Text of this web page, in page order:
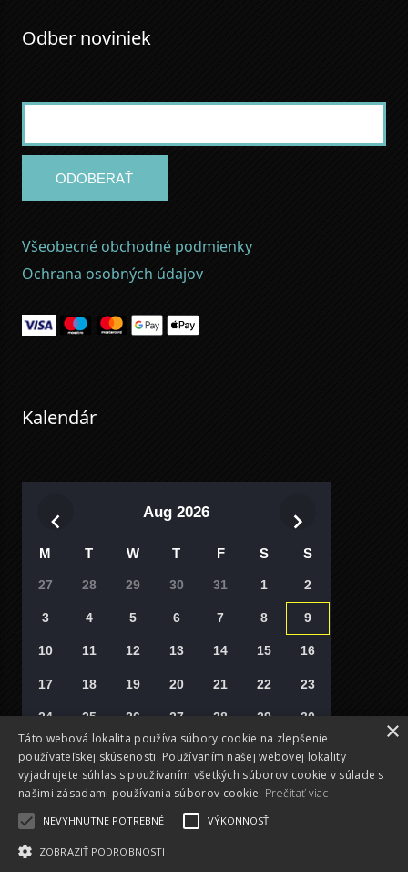
Odber noviniek
ODOBERAŤ
Všeobecné obchodné podmienky
Ochrana osobných údajov
Kalendár
Aug 2026
M T W T F S S
27 28 29 30 31 1 2
3 4 5 6 7 8 9
10 11 12 13 14 15 16
17 18 19 20 21 22 23
24 25 26 27 28 29 30
31 6
Vyberte si deň
×
Táto webová lokalita používa súbory cookie na zlepšenie
používateľskej skúsenosti. Používaním našej webovej lokality
vyjadrujete súhlas s používaním všetkých súborov cookie v súlade s
našimi zásadami používania súborov cookie. Prečítať viac
NEVYHNUTNE POTREBNÉ VÝKONNOSŤ
ZOBRAZIŤ PODROBNOSTI